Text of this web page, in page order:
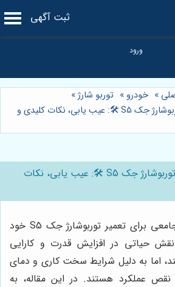
ثبت آگهی
» خودرو » توربو شارژ»
⭐️ راهنمای جامع تعمیر توربوشارژ جک S5 🛠️: عیب یابی، نکات کلیدی و
⭐️ راهنمای جامع تعمیر توربوشارژ جک S5 🛠️: عیب یابی، نکات
آیا به دنبال راهنمای جامعی برای تعمیر توربوشارژ جک S5 خود
نقش حیاتی در افزایش قدرت و کارایی
اما به دلیل شرایط سخت کاری و دمای
نقص عملکرد هستند. در این مقاله، به